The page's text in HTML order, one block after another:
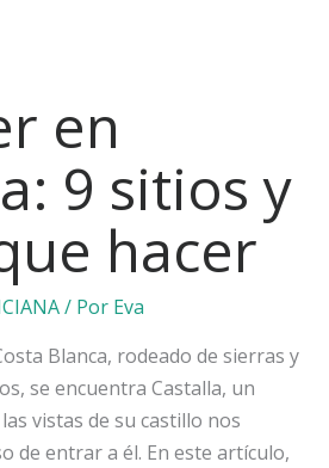
en
9 sitios y
hacer
/ Por Eva
Blanca, rodeado de sierras y
se encuentra Castalla, un
vistas de su castillo nos
de entrar a él. En este artículo,